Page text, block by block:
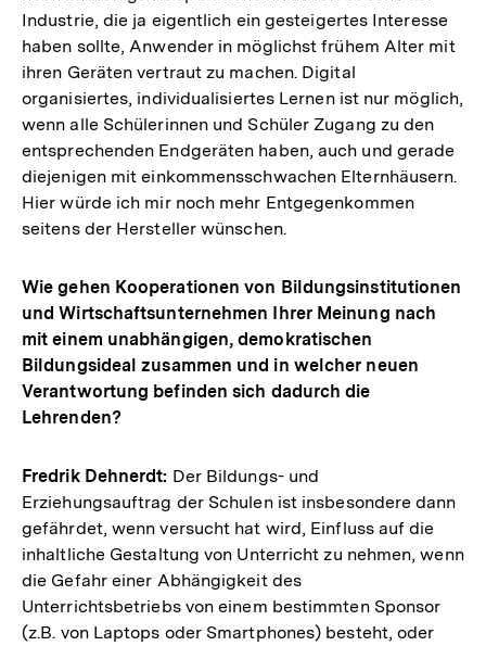
Industrie, die ja eigentlich ein gesteigertes Interesse
haben sollte, Anwender in möglichst frühem Alter mit
ihren Geräten vertraut zu machen. Digital
organisiertes, individualisiertes Lernen ist nur möglich,
wenn alle Schülerinnen und Schüler Zugang zu den
entsprechenden Endgeräten haben, auch und gerade
diejenigen mit einkommensschwachen Elternhäusern.
Hier würde ich mir noch mehr Entgegenkommen
seitens der Hersteller wünschen.
Wie gehen Kooperationen von Bildungsinstitutionen
und Wirtschaftsunternehmen Ihrer Meinung nach
mit einem unabhängigen, demokratischen
Bildungsideal zusammen und in welcher neuen
Verantwortung befinden sich dadurch die
Lehrenden?
Fredrik Dehnerdt: Der Bildungs- und
Erziehungsauftrag der Schulen ist insbesondere dann
gefährdet, wenn versucht hat wird, Einfluss auf die
inhaltliche Gestaltung von Unterricht zu nehmen, wenn
die Gefahr einer Abhängigkeit des
Unterrichtsbetriebs von einem bestimmten Sponsor
(z.B. von Laptops oder Smartphones) besteht, oder